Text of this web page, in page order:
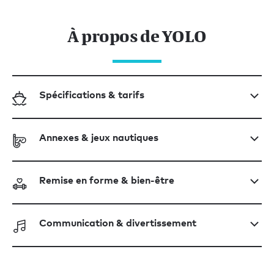
À propos de YOLO
Spécifications & tarifs
Annexes & jeux nautiques
Remise en forme & bien-être
Communication & divertissement